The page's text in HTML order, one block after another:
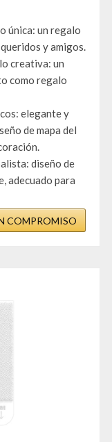
única: un regalo
y amigos.
creativa: un
como regalo
elegante y
de mapa del
diseño de
adecuado para
COMPROMISO